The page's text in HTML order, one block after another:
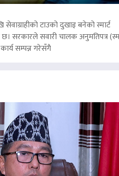
टाउको दुखाइ बनेको स्मार्ट
सरकारले सवारी चालक अनुमतिपत्र
सम्पन्न गरेसँगै